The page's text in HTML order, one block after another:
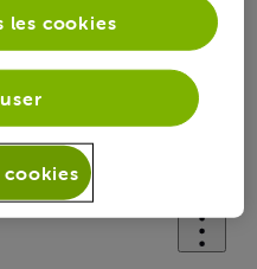
+4 plus
2.8K messages
les cookies
cookies